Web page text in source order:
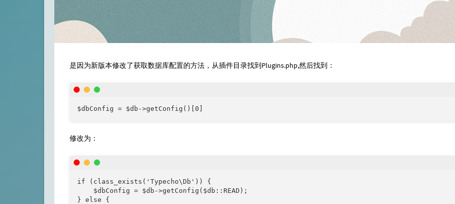
是因为新版本修改了获取数据库配置的方法，从插件目录找到Plugins.php,然后找到：
$dbConfig = $db->getConfig()[0]
修改为：
if (class_exists('Typecho\Db')) {
    $dbConfig = $db->getConfig($db::READ);
} else {